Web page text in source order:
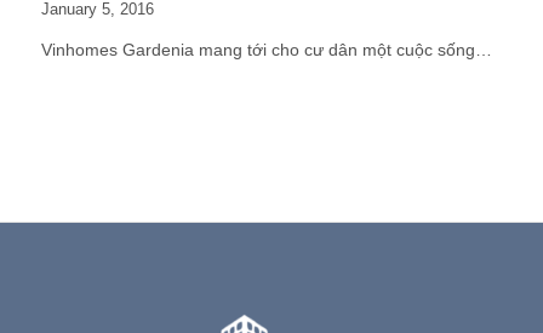
January 5, 2016
Vinhomes Gardenia mang tới cho cư dân một cuộc sống…